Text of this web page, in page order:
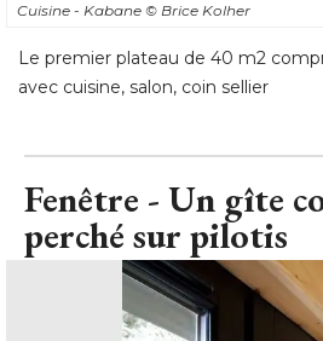
Cuisine - Kabane © Brice Kolher
Le premier plateau de 40 m2
avec cuisine, salon, coin sellier
Fenêtre - Un gîte
perché sur pilotis